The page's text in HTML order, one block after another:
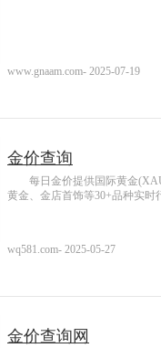
www.gnaam.com- 2025-07-19
金价查询
每日金价提供国际黄金
黄金、金店首饰等30+品种实时
wq581.com- 2025-05-27
金价查询网